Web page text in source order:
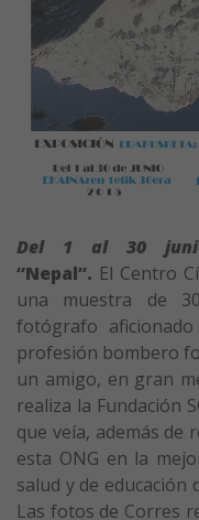
Del 1 al 30
“Nepal”. El Centro
una muestra de
fotógrafo
profesión bombero
un amigo, en gran
realiza la Fundación
que veía, además de
esta ONG en la
salud y de educación
Las fotos de Corres